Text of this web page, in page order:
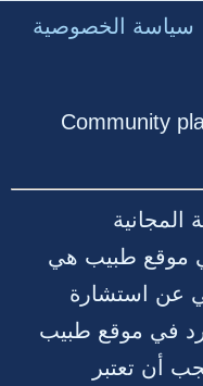
سياسة الخصوصية
Community
المجانية
موقع طبيب هي
عن استشارة
في موقع طبيب
أن تعتبر